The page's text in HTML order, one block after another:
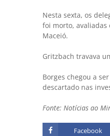
Nesta sexta, os
foi morto, avaliadas
Maceió.
Gritzbach travava
Borges chegou a
descartado nas
Fonte: Notícias ao
Facebook